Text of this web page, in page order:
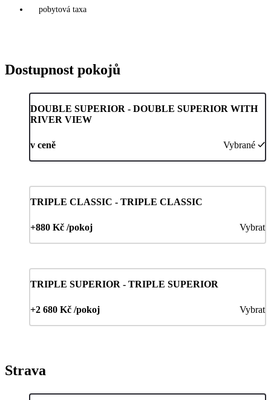
pobytová taxa
Dostupnost pokojů
DOUBLE SUPERIOR - DOUBLE SUPERIOR WITH
RIVER VIEW
v ceně Vybrané
TRIPLE CLASSIC - TRIPLE CLASSIC
+880 Kč /pokoj Vybrat
TRIPLE SUPERIOR - TRIPLE SUPERIOR
+2 680 Kč /pokoj Vybrat
Strava